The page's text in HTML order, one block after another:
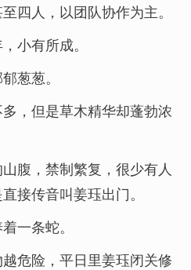
四人，以团队协作为主。
小有所成。
葱葱。
，但是草木精华却蓬勃浓
腹，禁制繁复，很少有人
接传音叫姜珏出门。
一条蛇。
危险，平日里姜珏闭关修